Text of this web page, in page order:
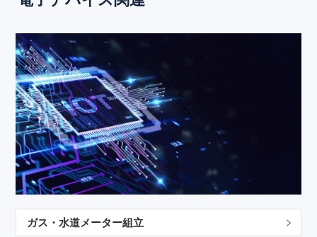
資料請求
PDFカタログ
CADデータ
動画一覧
生産終了・後継機種
取扱店
ガス・水道メーター組立